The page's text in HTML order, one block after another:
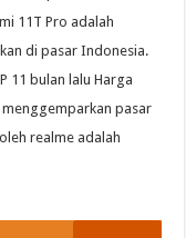
11T Pro adalah
di pasar Indonesia.
11 bulan lalu Harga
pasar
realme adalah